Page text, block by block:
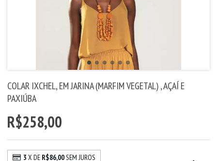
COLAR IXCHEL, EM JARINA (MARFIM VEGETAL) , AÇAÍ E
PAXIÚBA
R$258,00
3 X DE R$86,00SEM JUROS